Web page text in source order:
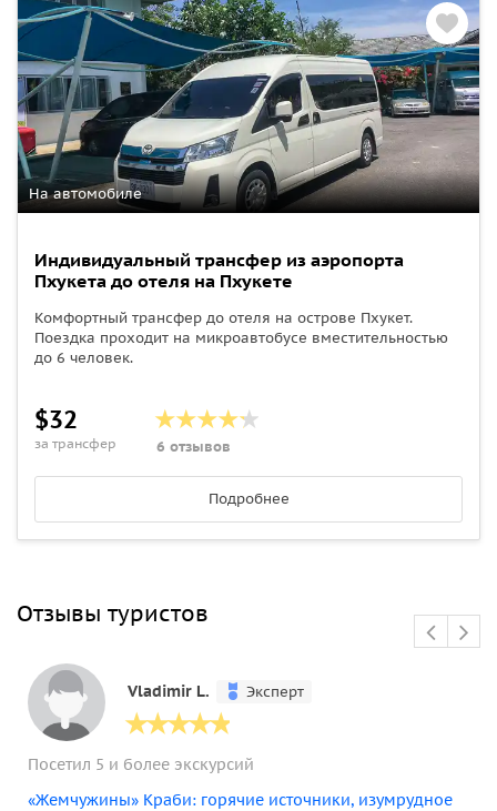
На автомобиле
Индивидуальный трансфер из аэропорта
Пхукета до отеля на Пхукете
Комфортный трансфер до отеля на острове Пхукет.
Поездка проходит на микроавтобусе вместительностью
до 6 человек.
$32
за трансфер 6 отзывов
Подробнее
Отзывы туристов
Vladimir L. Эксперт
Посетил 5 и более экскурсий
«Жемчужины» Краби: горячие источники, изумрудное